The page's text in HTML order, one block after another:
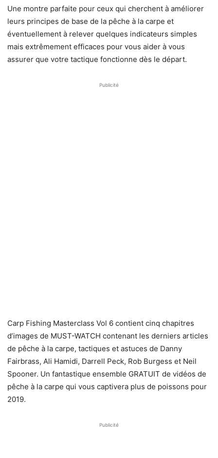
Une montre parfaite pour ceux qui cherchent à améliorer
leurs principes de base de la pêche à la carpe et
éventuellement à relever quelques indicateurs simples
mais extrêmement efficaces pour vous aider à vous
assurer que votre tactique fonctionne dès le départ.
Publicité
Carp Fishing Masterclass Vol 6 contient cinq chapitres
d’images de MUST-WATCH contenant les derniers articles
de pêche à la carpe, tactiques et astuces de Danny
Fairbrass, Ali Hamidi, Darrell Peck, Rob Burgess et Neil
Spooner. Un fantastique ensemble GRATUIT de vidéos de
pêche à la carpe qui vous captivera plus de poissons pour
2019.
Publicité